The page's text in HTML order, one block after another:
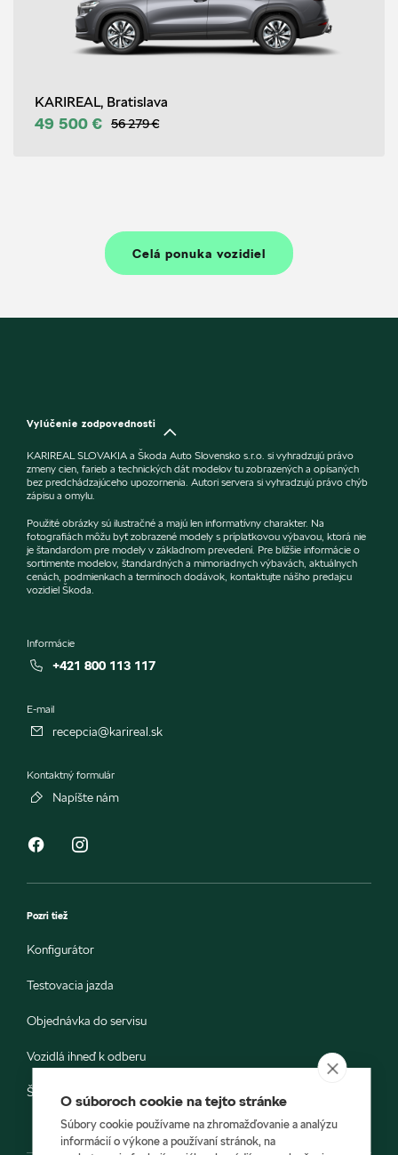
KARIREAL, Bratislava
49 500 € 56 279 €
Celá ponuka vozidiel
Vylúčenie zodpovednosti
KARIREAL SLOVAKIA a Škoda Auto Slovensko s.r.o. si vyhradzujú právo
zmeny cien, farieb a technických dát modelov tu zobrazených a opísaných
bez predchádzajúceho upozornenia. Autori servera si vyhradzujú právo chýb
zápisu a omylu.
Použité obrázky sú ilustračné a majú len informatívny charakter. Na
fotografiách môžu byť zobrazené modely s príplatkovou výbavou, ktorá nie
je štandardom pre modely v základnom prevedení. Pre bližšie informácie o
sortimente modelov, štandardných a mimoriadnych výbavách, aktuálnych
cenách, podmienkach a termínoch dodávok, kontaktujte nášho predajcu
vozidiel Škoda.
Informácie
+421 800 113 117
E-mail
recepcia@karireal.sk
Kontaktný formulár
Napíšte nám
Pozri tiež
Konfigurátor
Testovacia jazda
Objednávka do servisu
Vozidlá ihneď k odberu
Škoda E-shop
O súboroch cookie na tejto stránke
Súbory cookie používame na zhromažďovanie a analýzu
informácií o výkone a používaní stránok, na